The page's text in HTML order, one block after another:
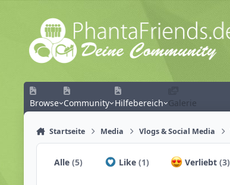
Zum Inhalt springen
Browse Community Hilfebereich Galerie
Startseite Media Vlogs & Social Media
Alle(5) Like (1) Verliebt(3)